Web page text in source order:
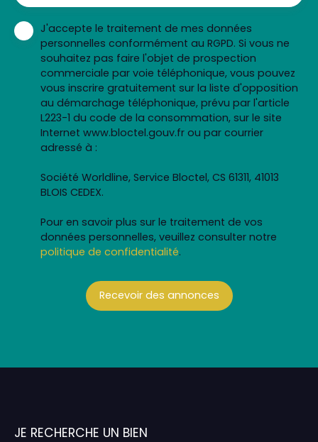
J'accepte le traitement de mes données
personnelles conformément au RGPD. Si vous ne
souhaitez pas faire l'objet de prospection
commerciale par voie téléphonique, vous pouvez
vous inscrire gratuitement sur la liste d'opposition
au démarchage téléphonique, prévu par l'article
L223-1 du code de la consommation, sur le site
Internet www.bloctel.gouv.fr ou par courrier
adressé à :
Société Worldline, Service Bloctel, CS 61311, 41013
BLOIS CEDEX.
Pour en savoir plus sur le traitement de vos
données personnelles, veuillez consulter notre
politique de confidentialité.
Recevoir des annonces
JE RECHERCHE UN BIEN